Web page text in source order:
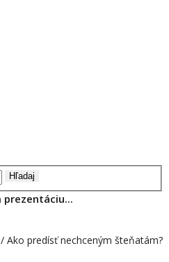
/ Ako predísť nechceným šteňatám?